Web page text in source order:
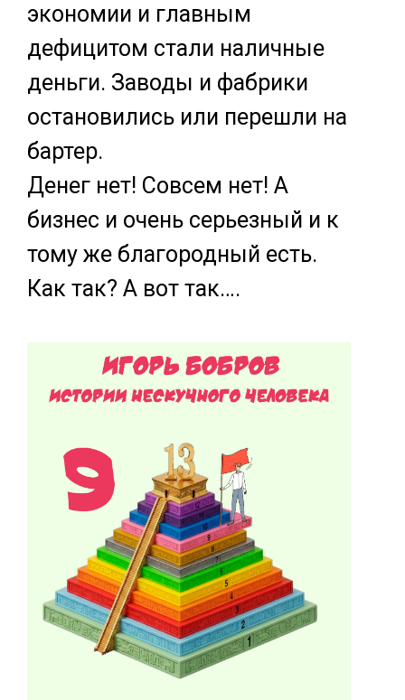
экономии и главным
дефицитом стали наличные
деньги. Заводы и фабрики
остановились или перешли на
бартер.
Денег нет! Совсем нет! А
бизнес и очень серьезный и к
тому же благородный есть.
Как так? А вот так….